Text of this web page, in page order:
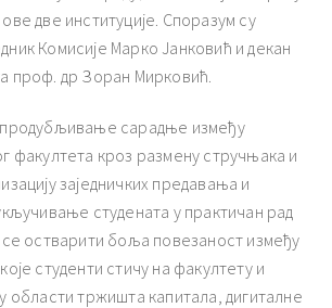
две институције. Споразум су
Комисије Марко Јанковић и декан
проф. др Зоран Мирковић.
сарадње између
факултета кроз размену стручњака и
заједничких предавања и
студената у практичан рад
остварити боља повезаност између
студенти стичу на факултету и
области тржишта капитала, дигиталне